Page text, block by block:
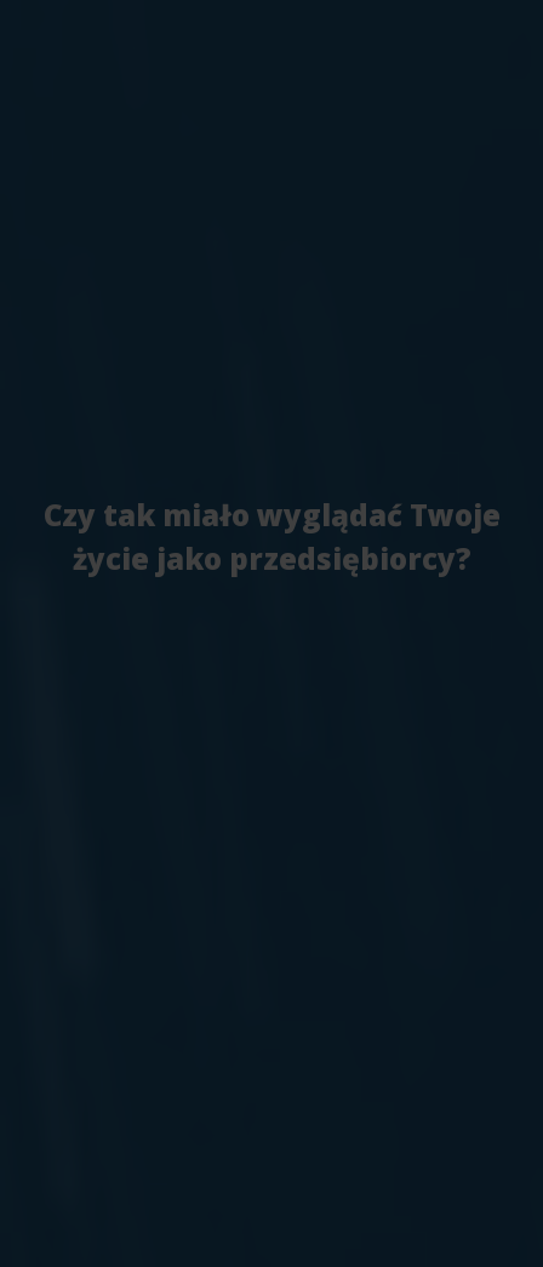
Czy tak miało wyglądać Twoje
życie jako przedsiębiorcy?